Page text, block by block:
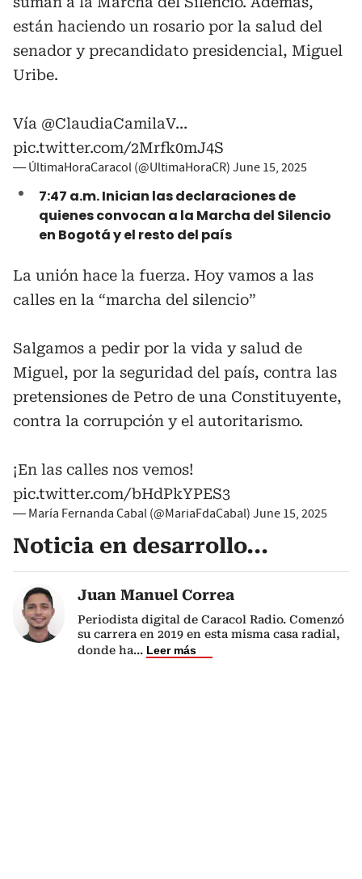
están haciendo un rosario por la salud del
senador y precandidato presidencial, Miguel
Uribe.
Vía @ClaudiaCamilaV…
pic.twitter.com/2Mrfk0mJ4S
— ÚltimaHoraCaracol (@UltimaHoraCR) June 15, 2025
7:47 a.m. Inician las declaraciones de
quienes convocan a la Marcha del Silencio
en Bogotá y el resto del país
La unión hace la fuerza. Hoy vamos a las
calles en la “marcha del silencio”
Salgamos a pedir por la vida y salud de
Miguel, por la seguridad del país, contra las
pretensiones de Petro de una Constituyente,
contra la corrupción y el autoritarismo.
¡En las calles nos vemos!
pic.twitter.com/bHdPkYPES3
— María Fernanda Cabal (@MariaFdaCabal) June 15, 2025
Noticia en desarrollo...
Juan Manuel Correa
Periodista digital de Caracol Radio. Comenzó
su carrera en 2019 en esta misma casa radial,
donde ha... Leer más